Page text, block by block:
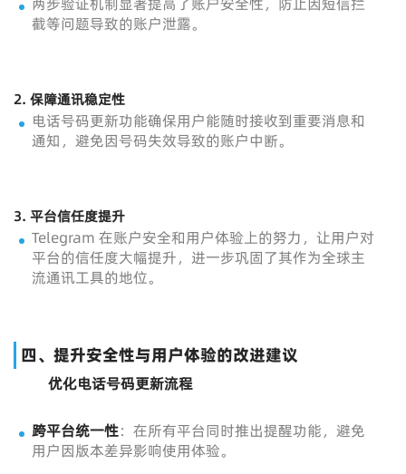
截等问题导致的账户泄露。
2. 保障通讯稳定性
电话号码更新功能确保用户能随时接收到重要消息和
通知，避免因号码失效导致的账户中断。
3. 平台信任度提升
Telegram 在账户安全和用户体验上的努力，让用户对
平台的信任度大幅提升，进一步巩固了其作为全球主
流通讯工具的地位。
四、提升安全性与用户体验的改进建议
优化电话号码更新流程
跨平台统一性：在所有平台同时推出提醒功能，避免
用户因版本差异影响使用体验。